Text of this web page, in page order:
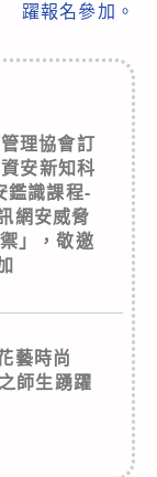
躍報名參加。
理協會訂
安新知科
鑑識課程-
網安威脅
」，敬邀
藝時尚
師生踴躍